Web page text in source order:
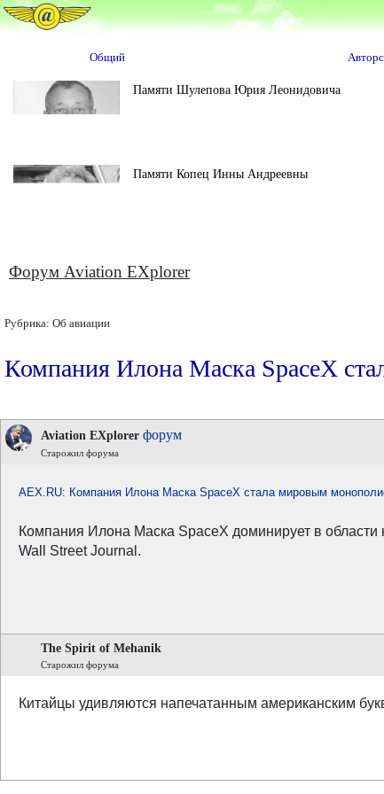
Общий
Памяти Шулепова Юрия Леонидовича
Памяти Копец Инны Андреевны
Форум Aviation EXplorer
Рубрика: Об авиации
Компания Илона Маска SpaceX
Aviation EXplorer форум
Старожил форума
AEX.RU: Компания Илона Маска SpaceX стала мировым
Компания Илона Маска SpaceX доминирует в области
Wall Street Journal.
The Spirit of Mehanik
Старожил форума
Китайцы удивляются напечатанным американским